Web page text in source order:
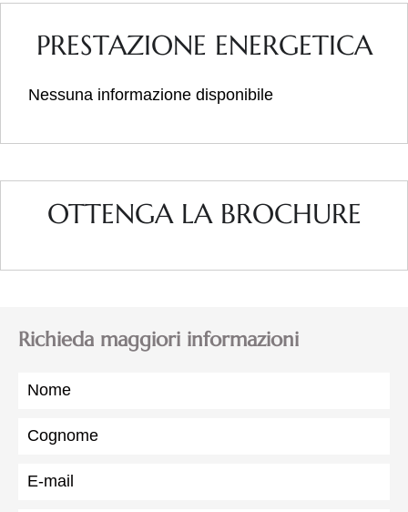
PRESTAZIONE ENERGETICA
Nessuna informazione disponibile
OTTENGA LA BROCHURE
Richieda maggiori informazioni